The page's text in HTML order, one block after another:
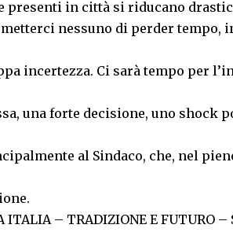
presenti in città si riducano
nessuno di perder tempo,
incertezza. Ci sarà tempo per
una forte decisione, uno shock
al Sindaco, che, nel
ITALIA – TRADIZIONE E FUTURO –